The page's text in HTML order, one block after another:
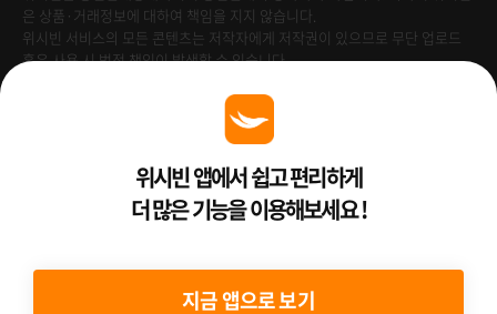
은 상품·거래정보에 대하여 책임을 지지 않습니다.
위시빈 서비스의 모든 콘텐츠는 저작자에게 저작권이 있으므로 무단 업로드
혹은 사용 시 법적 책임이 발생할 수 있습니다.
Venture Enterprise위시빈 앱에서 쉽고 편리하게
더 많은 기능을 이용해보세요 !
지금 앱으로 보기